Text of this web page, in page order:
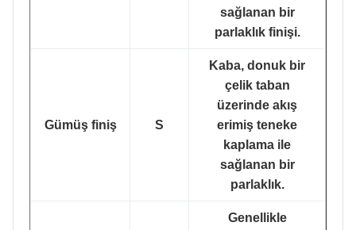
sağlanan bir
parlaklık finişi.
Gümüş finiş S
Kaba, donuk bir
çelik taban
üzerinde akış
erimiş teneke
kaplama ile
sağlanan bir
parlaklık.
Genellikle